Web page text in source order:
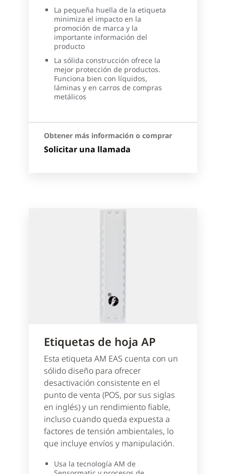
La pequeña huella de la etiqueta
minimiza el impacto en la
promoción de marca y la
importante información del
producto
La sólida construcción ofrece la
mejor protección de productos.
Funciona bien con líquidos,
láminas y en carros de compras
metálicos
Obtener más información o comprar
Solicitar una llamada
Etiquetas de hoja AP
Esta etiqueta AM EAS cuenta con un
sólido diseño para ofrecer
desactivación consistente en el
punto de venta (POS, por sus siglas
en inglés) y un rendimiento fiable,
incluso cuando queda expuesta a
factores de tensión ambientales, lo
que incluye envíos y manipulación.
Usa la tecnología AM de